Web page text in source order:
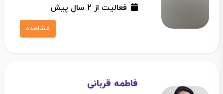
فعالیت از 2 سال پیش
مشاهده
فاطمه قربانی